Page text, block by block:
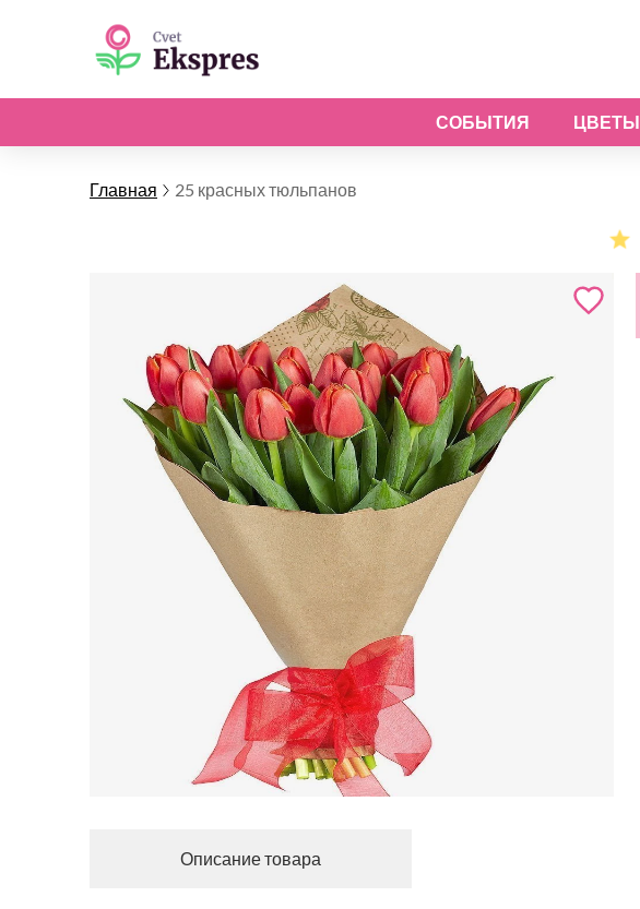
СОБЫТИЯ ЦВЕТЫ
Главная 25 красных тюльпанов
Описание товара